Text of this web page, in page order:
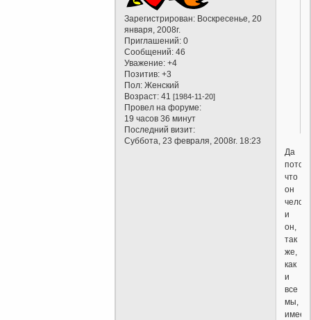
Зарегистрирован: Воскресенье, 20
января, 2008г.
Приглашений: 0
Сообщений: 46
Уважение: +4
Позитив: +3
Пол: Женский
Возраст: 41[1984-11-20]
Провел на форуме:
19 часов 36 минут
Последний визит:
Суббота, 23 февраля, 2008г. 18:23
Да
что
он
и
он,
так
же,
как
и
все
мы,
имеет